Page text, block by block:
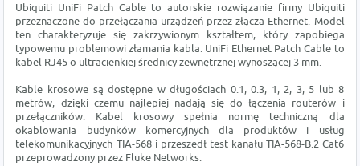
Ubiquiti UniFi Patch Cable to autorskie rozwiązanie firmy Ubiquiti
przeznaczone do przełączania urządzeń przez złącza Ethernet. Model
ten charakteryzuje się zakrzywionym kształtem, który zapobiega
typowemu problemowi złamania kabla. UniFi Ethernet Patch Cable to
kabel RJ45 o ultracienkiej średnicy zewnętrznej wynoszącej 3 mm.
Kable krosowe są dostępne w długościach 0.1, 0.3, 1, 2, 3, 5 lub 8
metrów, dzięki czemu najlepiej nadają się do łączenia routerów i
przełączników. Kabel krosowy spełnia normę techniczną dla
okablowania budynków komercyjnych dla produktów i usług
telekomunikacyjnych TIA-568 i przeszedł test kanału TIA-568-B.2 Cat6
przeprowadzony przez Fluke Networks.